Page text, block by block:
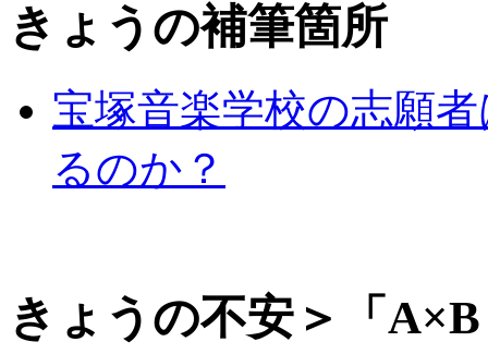
きょうの補筆箇所
宝塚音楽学校の志願
るのか？
きょうの不安＞「